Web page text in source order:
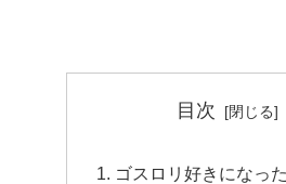
目次
ゴスロリ好きになっ